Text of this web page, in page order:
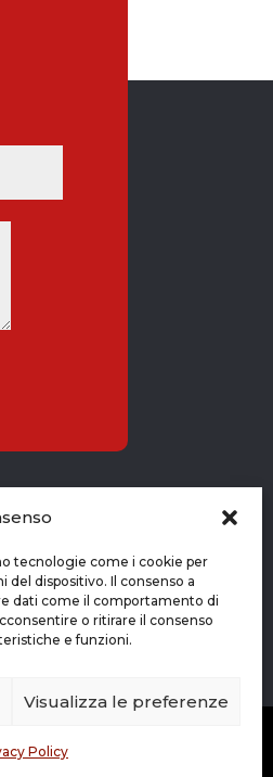
tecnologie come i cookie per
dispositivo. Il consenso a
dati come il comportamento di
o ritirare il consenso
e funzioni.
Visualizza le preferenze
Policy
8
BG (24050)
Policy